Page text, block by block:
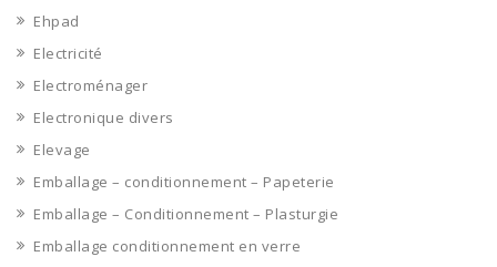
Ehpad
Electricité
Electroménager
Electronique divers
Elevage
Emballage – conditionnement – Papeterie
Emballage – Conditionnement – Plasturgie
Emballage conditionnement en verre